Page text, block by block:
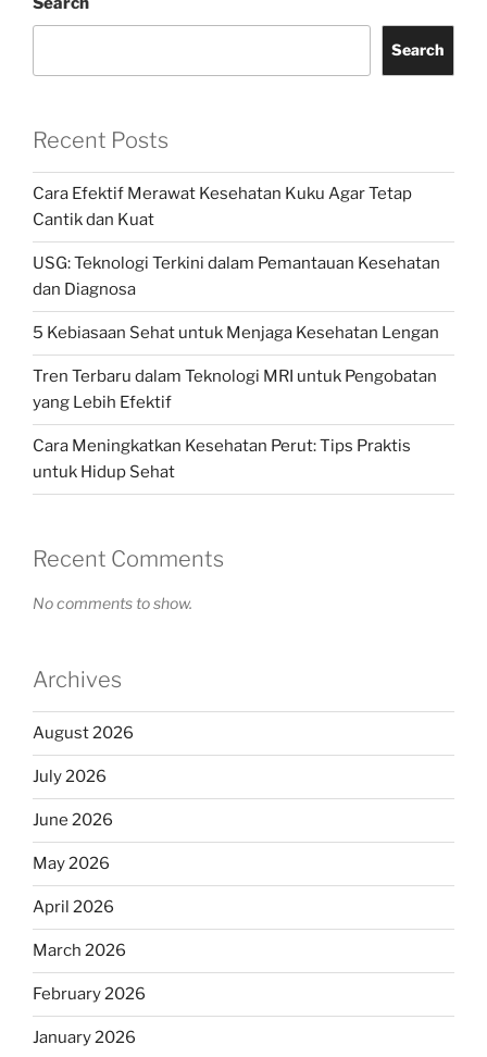
Search
Recent Posts
Cara Efektif Merawat Kesehatan Kuku Agar Tetap
Cantik dan Kuat
USG: Teknologi Terkini dalam Pemantauan Kesehatan
dan Diagnosa
5 Kebiasaan Sehat untuk Menjaga Kesehatan Lengan
Tren Terbaru dalam Teknologi MRI untuk Pengobatan
yang Lebih Efektif
Cara Meningkatkan Kesehatan Perut: Tips Praktis
untuk Hidup Sehat
Recent Comments
No comments to show.
Archives
August 2026
July 2026
June 2026
May 2026
April 2026
March 2026
February 2026
January 2026